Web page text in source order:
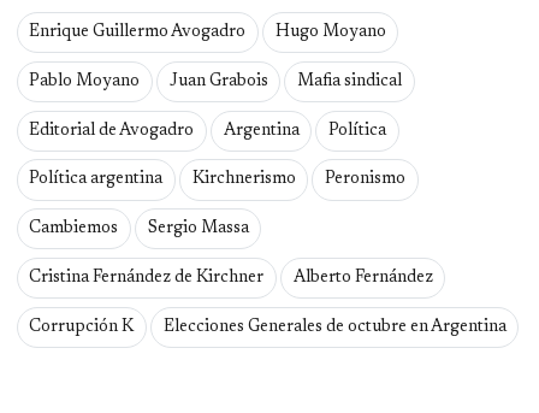
Enrique Guillermo Avogadro Hugo Moyano
Pablo Moyano Juan Grabois Mafia sindical
Editorial de Avogadro Argentina Política
Política argentina Kirchnerismo Peronismo
Cambiemos Sergio Massa
Cristina Fernández de Kirchner Alberto Fernández
Corrupción K Elecciones Generales de octubre en Argentina